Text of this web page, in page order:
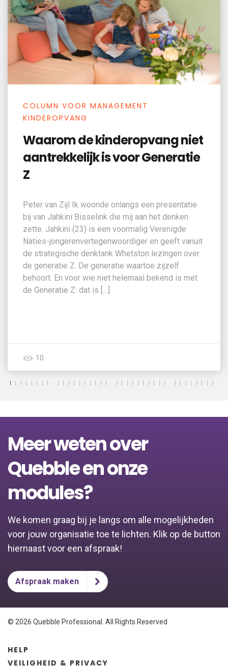
COLUMN VOOR MANAGEMENT
KINDEROPVANG
Waarom de kinderopvang niet
aantrekkelijk is voor Generatie
Z
Peter van Zijl Ik woonde onlangs een presentatie
bij van Jahkini Bisselink die mij aan het denken
zette. Jahkini (23) is een voormalig Verenigde
Naties-jongerenvertegenwoordiger en geeft vanuit
de strategische denktank Whetston lezingen over
de generatie Z. De generatie waartoe zijzelf
behoort. En voor wie niet helemaal bekend is met
de Generatie Z: dat is […]
10
Meer weten over
Quebble en onze
modules?
We komen graag bij je langs om alle mogelijkheden
voor jouw organisatie toe te lichten. Klik op de button
hiernaast voor een afspraak!
Afspraak maken
© 2026 Quebble Professional. All Rights Reserved
HELP
VEILIGHEID & PRIVACY